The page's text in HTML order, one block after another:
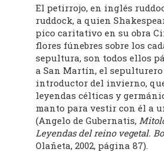
El petirrojo, en inglés
ruddock, a quien
pico caritativo en su obra
flores fúnebres sobre los
sepultura, son todos ellos
a San Martín, el sepulturero
introductor del invierno,
leyendas célticas y
manto para vestir con él a
(Angelo de Gubernatis,
Leyendas del reino vegetal.
Olañeta, 2002, página 87).